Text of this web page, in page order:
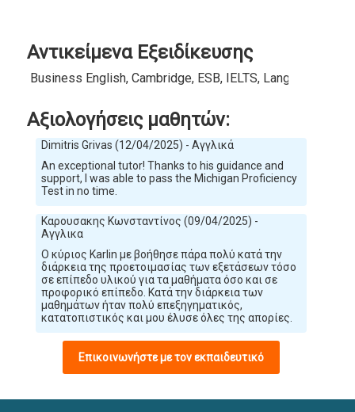
Αντικείμενα Εξειδίκευσης
Business English, Cambridge, ESB, IELTS, Language Cert,
Αξιολογήσεις μαθητών:
Dimitris Grivas (12/04/2025) - Αγγλικά
An exceptional tutor! Thanks to his guidance and
support, I was able to pass the Michigan Proficiency
Test in no time.
Καρουσακης Κωνσταντίνος (09/04/2025) -
Αγγλικα
Ο κύριος Karlin με βοήθησε πάρα πολύ κατά την
διάρκεια της προετοιμασίας των εξετάσεων τόσο
σε επίπεδο υλικού για τα μαθήματα όσο και σε
προφορικό επίπεδο. Κατά την διάρκεια των
μαθημάτων ήταν πολύ επεξηγηματικός,
κατατοπιστικός και μου έλυσε όλες της απορίες.
Επικοινωνήστε με τον εκπαιδευτικό